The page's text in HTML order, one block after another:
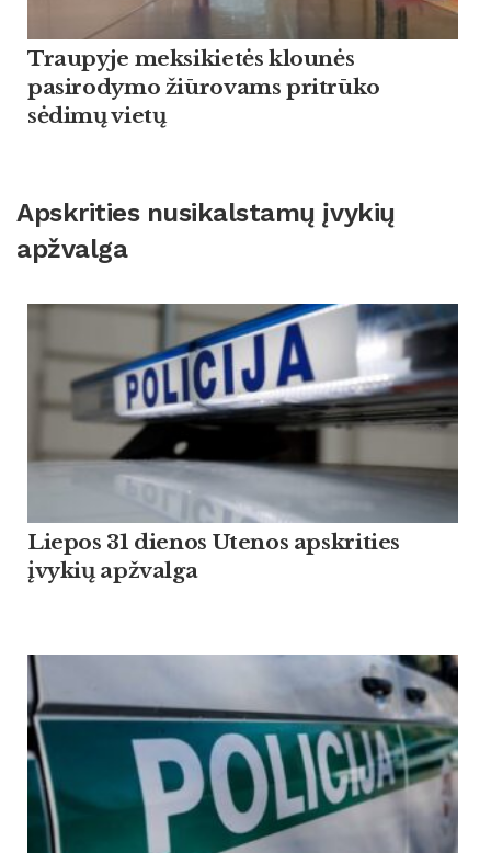
Traupyje meksikietės klounės
pasirodymo žiūrovams pritrūko
sėdimų vietų
Apskrities nusikalstamų įvykių
apžvalga
Liepos 31 dienos Utenos apskrities
įvykių apžvalga